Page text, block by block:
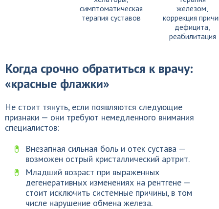
симптоматическая
терапия суставов
железом,
коррекция
дефицита,
реабилитация
Когда срочно обратиться к врачу:
«красные флажки»
Не стоит тянуть, если появляются следующие
признаки — они требуют немедленного внимания
специалистов:
Внезапная сильная боль и отек сустава —
возможен острый кристаллический артрит.
Младший возраст при выраженных
дегенеративных изменениях на рентгене —
стоит исключить системные причины, в том
числе нарушение обмена железа.